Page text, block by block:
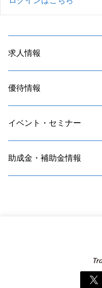
求人情報
優待情報
イベント・セミナー
助成金・補助金情報